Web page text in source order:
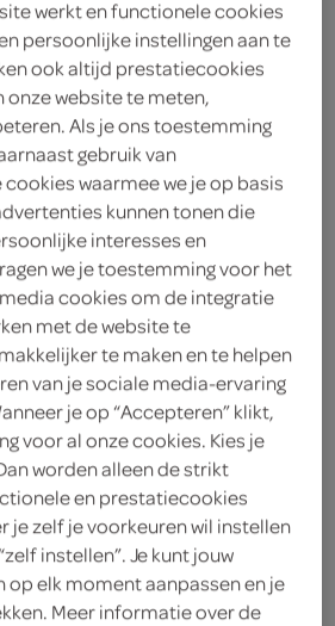
tijm
wijn
wokgroenten
werkt en functionele cookies
persoonlijke instellingen aan te
ook altijd prestatiecookies
onze website te meten,
Als je ons toestemming
gebruik van
waarmee we je op basis
kunnen tonen die
interesses en
we je toestemming voor het
cookies om de integratie
met de website te
te maken en te helpen
van je sociale media-ervaring
je op “Accepteren” klikt,
voor al onze cookies. Kies je
worden alleen de strikt
en prestatiecookies
je zelf je voorkeuren wil instellen
instellen”. Je kunt jouw
elk moment aanpassen en je
Meer informatie over de